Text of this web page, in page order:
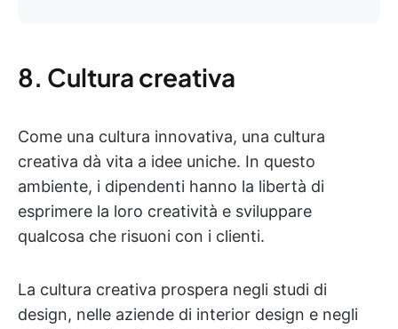
8. Cultura creativa
Come una cultura innovativa, una cultura
creativa dà vita a idee uniche. In questo
ambiente, i dipendenti hanno la libertà di
esprimere la loro creatività e sviluppare
qualcosa che risuoni con i clienti.
La cultura creativa prospera negli studi di
design, nelle aziende di interior design e negli